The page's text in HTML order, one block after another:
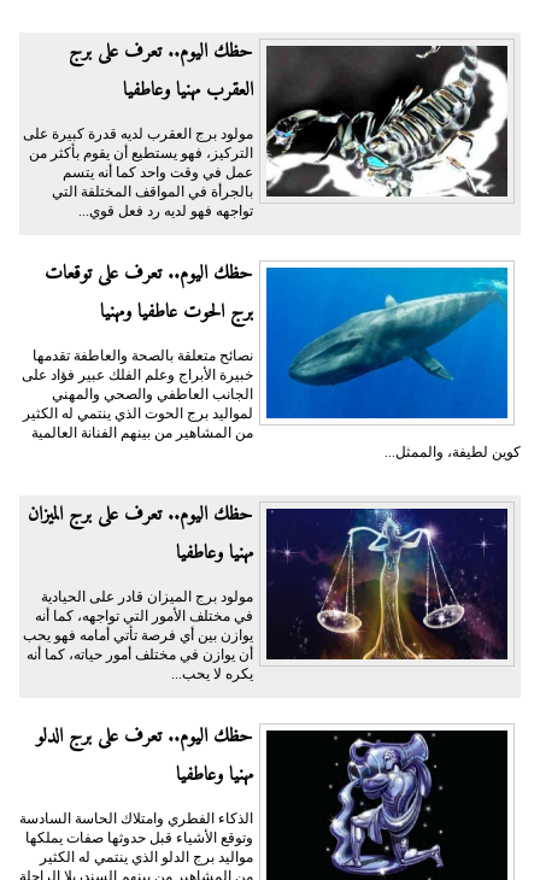
حظك اليوم.. تعرف على برج
العقرب مهنيا وعاطفيا
مولود برج العقرب لديه قدرة كبيرة على
التركيز، فهو يستطيع أن يقوم بأكثر من
عمل في وقت واحد كما أنه يتسم
بالجرأة في المواقف المختلفة التي
تواجهه فهو لديه رد فعل قوي...
حظك اليوم.. تعرف على توقعات
برج الحوت عاطفيا ومهنيا
نصائح متعلقة بالصحة والعاطفة تقدمها
خبيرة الأبراج وعلم الفلك عبير فؤاد على
الجانب العاطفي والصحي والمهني
لمواليد برج الحوت الذي ينتمي له الكثير
من المشاهير من بينهم الفنانة العالمية
كوين لطيفة، والممثل...
حظك اليوم.. تعرف على برج الميزان
مهنيا وعاطفيا
مولود برج الميزان قادر على الحيادية
في مختلف الأمور التي تواجهه، كما أنه
يوازن بين أي فرصة تأتي أمامه فهو يحب
أن يوازن في مختلف أمور حياته، كما أنه
يكره لا يحب...
حظك اليوم.. تعرف على برج الدلو
مهنيا وعاطفيا
الذكاء الفطري وامتلاك الحاسة السادسة
وتوقع الأشياء قبل حدوثها صفات يملكها
مواليد برج الدلو الذي ينتمي له الكثير
من المشاهير من بينهم السندريلا الراحلة